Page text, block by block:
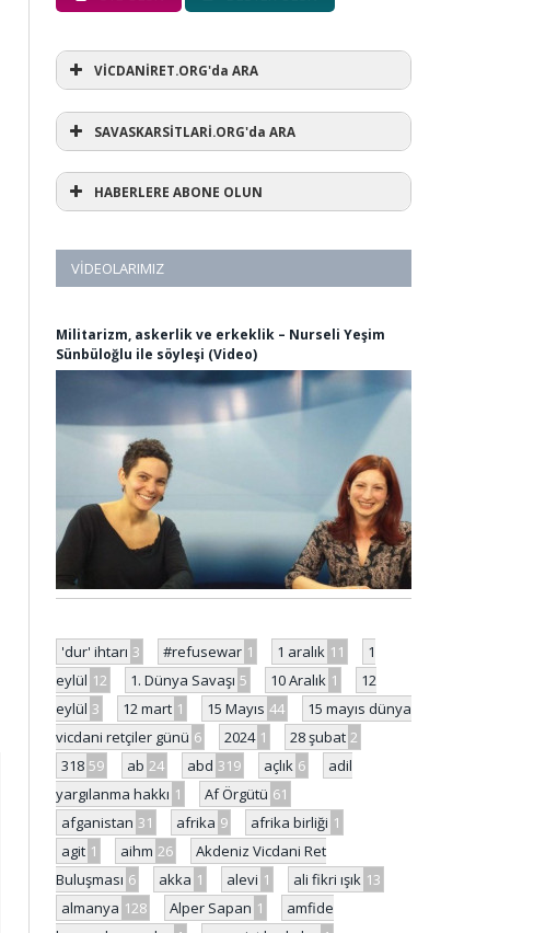
VİCDANİRET.ORG'da ARA
SAVASKARSİTLARİ.ORG'da ARA
HABERLERE ABONE OLUN
VIDEOLARIMIZ
Militarizm, askerlik ve erkeklik – Nurseli Yeşim
Sünbüloğlu ile söyleşi (Video)
'dur' ihtarı 3 #refusewar 1 1 aralık 11
1
eylül 12 1. Dünya Savaşı 5 10 Aralık 1
12
eylül 3 12 mart 1 15 Mayıs 44
15 mayıs dünya
vicdani retçiler günü 6 2024 1 28 şubat 2
318 59 ab 24 abd 319 açlık 6
adil
yargılanma hakkı 1 Af Örgütü 61
afganistan 31 afrika 9 afrika birliği 1
agit 1 aihm 26
Akdeniz Vicdani Ret
Buluşması 6 akka 1 alevi 1 ali fikri ışık 13
almanya 128 Alper Sapan 1
amfide